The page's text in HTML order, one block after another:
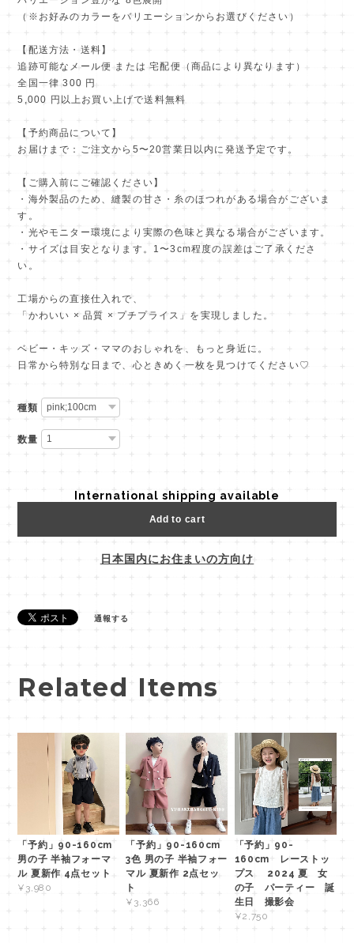
（※お好みのカラーをバリエーションからお選びください）
【配送方法・送料】
追跡可能なメール便 または 宅配便（商品により異なります）
全国一律 300 円
5,000 円以上お買い上げで送料無料
【予約商品について】
お届けまで：ご注文から5〜20営業日以内に発送予定です。
【ご購入前にご確認ください】
・海外製品のため、縫製の甘さ・糸のほつれがある場合がございま
す。
・光やモニター環境により実際の色味と異なる場合がございます。
・サイズは目安となります。1〜3cm程度の誤差はご了承くださ
い。
工場からの直接仕入れで、
「かわいい × 品質 × プチプライス」を実現しました。
ベビー・キッズ・ママのおしゃれを、もっと身近に。
日常から特別な日まで、心ときめく一枚を見つけてください♡
種類
数量
International shipping available
Add to cart
日本国内にお住まいの方向け
通報する
Related Items
「予約」90-160cm
男の子 半袖フォーマ
ル 夏新作 4点セット
¥3,980
「予約」90-160cm
3色 男の子 半袖フォー
マル 夏新作 2点セッ
ト
¥3,366
「予約」90-
160cm レーストッ
プス 2024 夏 女
の子 パーティー 誕
生日 撮影会
¥2,750